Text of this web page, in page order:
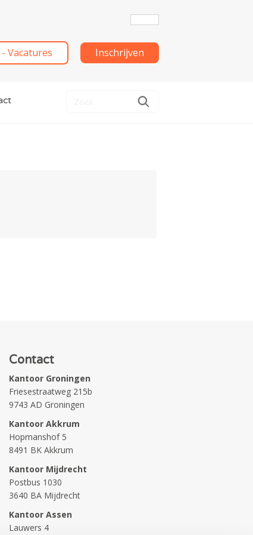
Vacatures Inschrijven
Contact
Kantoor Groningen
Friesestraatweg 215b
9743 AD Groningen
Kantoor Akkrum
Hopmanshof 5
8491 BK Akkrum
Kantoor Mijdrecht
Postbus 1030
3640 BA Mijdrecht
Kantoor Assen
Lauwers 4